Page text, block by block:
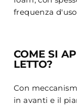
frequenza
COME SI
LETTO?
Con
in avanti e il